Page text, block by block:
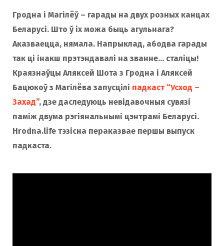
m
Гродна і Магілёў – гарады на двух розных канцах
Беларусі. Што ў іх можа быць агульнага?
Аказваецца, нямала. Напрыклад, абодва гарады
так ці інакш прэтэндавалі на званне… сталіцы!
Краязнаўцы Аляксей Шота з Гродна і Аляксей
Бацюкоў з Магілёва запусцілі падкаст “Усход –
Захад”, дзе даследуюць невідавочныя сувязі
паміж двума рэгіянальнымі цэнтрамі Беларусі.
Hrodna.life тэзісна пераказвае першы выпуск
падкаста.